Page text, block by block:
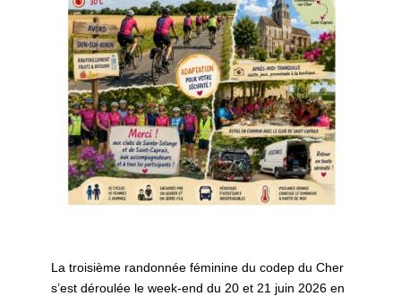
La troisième randonnée féminine du codep du Cher
s’est déroulée le week-end du 20 et 21 juin 2026 en